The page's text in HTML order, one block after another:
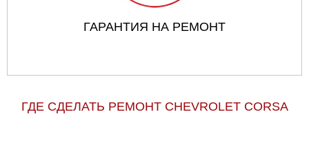
ГАРАНТИЯ НА РЕМОНТ
ГДЕ СДЕЛАТЬ РЕМОНТ CHEVROLET CORSA